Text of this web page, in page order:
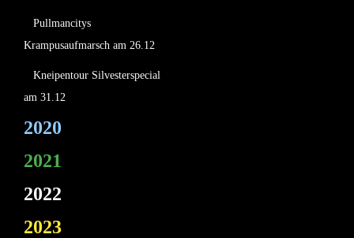
Pullmancitys
Krampusaufmarsch am 26.12
Kneipentour Silvesterspecial
am 31.12
2020
2021
2022
2023